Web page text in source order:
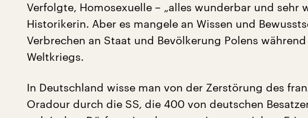
Verfolgte, Homosexuelle – „alles wunderbar und sehr
Historikerin. Aber es mangele an Wissen und
Verbrechen an Staat und Bevölkerung Polens
Weltkriegs.
In Deutschland wisse man von der Zerstörung des
Oradour durch die SS, die 400 von deutschen